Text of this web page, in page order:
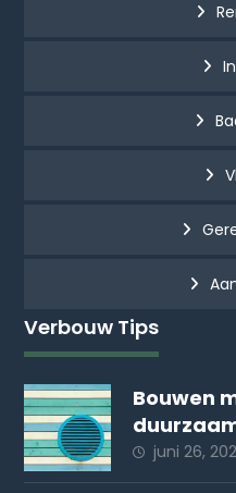
Verbouw Tips
Bouwen
juni 26,